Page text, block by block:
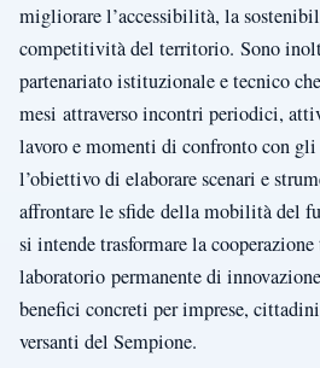
migliorare l’accessibilità, la
competitività del territorio. Sono
partenariato istituzionale e tecnico
mesi attraverso incontri periodici,
lavoro e momenti di confronto con
l’obiettivo di elaborare scenari e
affrontare le sfide della mobilità del
si intende trasformare la
laboratorio permanente di
benefici concreti per imprese,
versanti del Sempione.